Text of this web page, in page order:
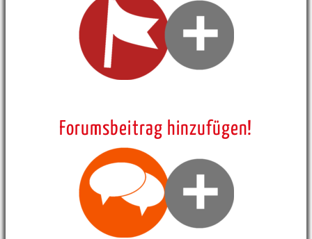
Forumsbeitrag hinzufügen!